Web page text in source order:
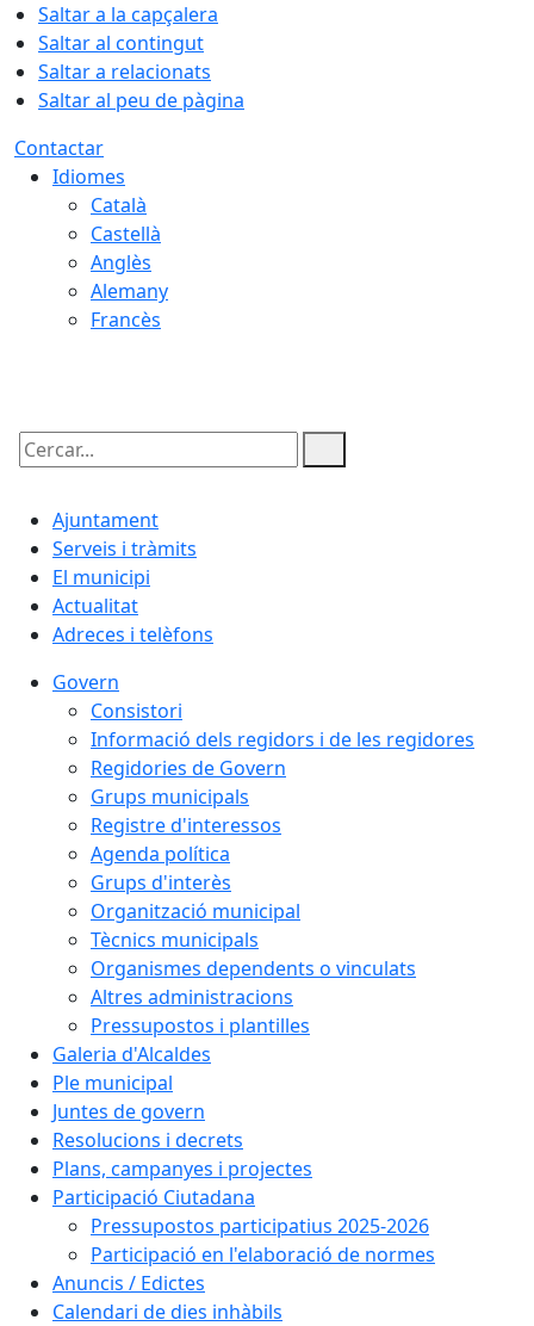
Saltar a la capçalera
Saltar al contingut
Saltar a relacionats
Saltar al peu de pàgina
Contactar
Idiomes
Català
Castellà
Anglès
Alemany
Francès
Cercar:
Ajuntament
Serveis i tràmits
El municipi
Actualitat
Adreces i telèfons
Govern
Consistori
Informació dels regidors i de les regidores
Regidories de Govern
Grups municipals
Registre d'interessos
Agenda política
Grups d'interès
Organització municipal
Tècnics municipals
Organismes dependents o vinculats
Altres administracions
Pressupostos i plantilles
Galeria d'Alcaldes
Ple municipal
Juntes de govern
Resolucions i decrets
Plans, campanyes i projectes
Participació Ciutadana
Pressupostos participatius 2025-2026
Participació en l'elaboració de normes
Anuncis / Edictes
Calendari de dies inhàbils